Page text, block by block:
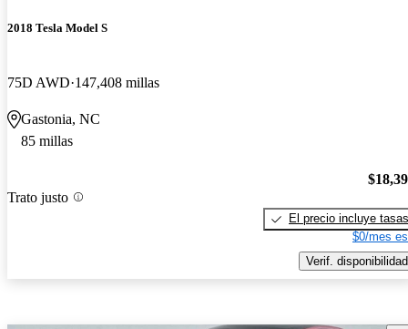
2018 Tesla Model S
75D AWD 147,408 millas
Gastonia, NC
85 millas
Trato justo
El precio incluye tasas
$0/mes
Verif. disponibilidad